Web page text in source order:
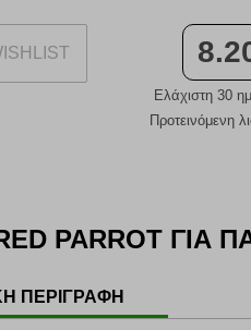
Ελάχιστη 30
Προτεινόμενη
PARROT ΓΙΑ
ΠΕΡΙΓΡΑΦΗ